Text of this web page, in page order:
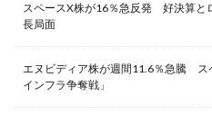
スペースX株が16％急反発 好決算と
長局面
エヌビディア株が週間11.6％急騰 ス
インフラ争奪戦」